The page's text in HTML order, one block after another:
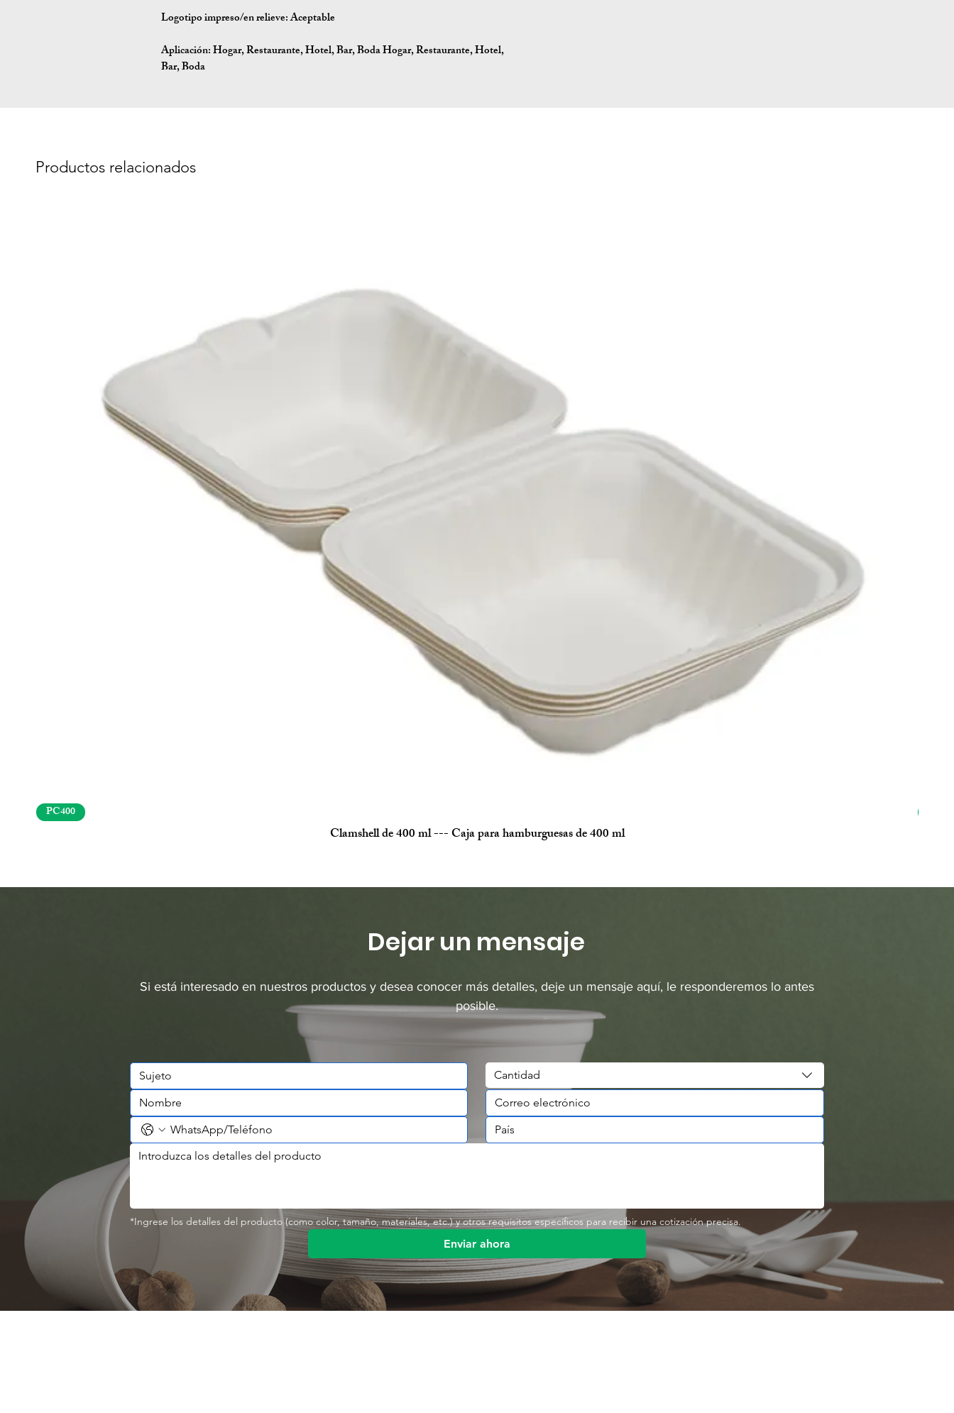
Logotipo impreso/en relieve: Aceptable
Aplicación: Hogar, Restaurante, Hotel, Bar, Boda Hogar, Restaurante, Hotel,
Bar, Boda
Productos relacionados
PC400
Clamshell de 400 ml --- Caja para hamburguesas de 400 ml
Dejar un mensaje
Si está interesado en nuestros productos y desea conocer más detalles, deje un mensaje aquí, le responderemos lo antes
posible.
Cantidad
*Ingrese los detalles del producto (como color, tamaño, materiales, etc.) y otros requisitos específicos para recibir una cotización precisa.
Enviar ahora